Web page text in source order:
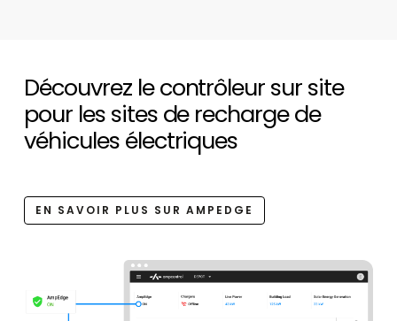
Découvrez le contrôleur sur site
pour les sites de recharge de
véhicules électriques
EN SAVOIR PLUS SUR AMPEDGE